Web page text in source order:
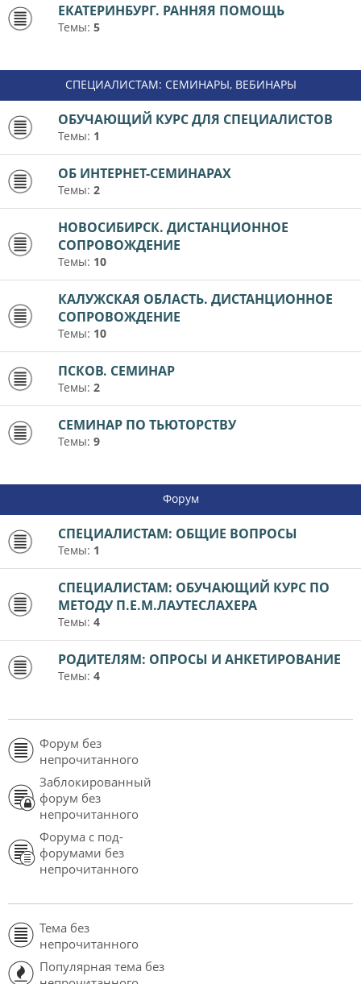
ЕКАТЕРИНБУРГ. РАННЯЯ ПОМОЩЬ
Темы: 5
СПЕЦИАЛИСТАМ: СЕМИНАРЫ, ВЕБИНАРЫ
ОБУЧАЮЩИЙ КУРС ДЛЯ СПЕЦИАЛИСТОВ
Темы: 1
ОБ ИНТЕРНЕТ-СЕМИНАРАХ
Темы: 2
НОВОСИБИРСК. ДИСТАНЦИОННОЕ
СОПРОВОЖДЕНИЕ
Темы: 10
КАЛУЖСКАЯ ОБЛАСТЬ. ДИСТАНЦИОННОЕ
СОПРОВОЖДЕНИЕ
Темы: 10
ПСКОВ. СЕМИНАР
Темы: 2
СЕМИНАР ПО ТЬЮТОРСТВУ
Темы: 9
Форум
СПЕЦИАЛИСТАМ: ОБЩИЕ ВОПРОСЫ
Темы: 1
СПЕЦИАЛИСТАМ: ОБУЧАЮЩИЙ КУРС ПО
МЕТОДУ П.Е.М.ЛАУТЕСЛАХЕРА
Темы: 4
РОДИТЕЛЯМ: ОПРОСЫ И АНКЕТИРОВАНИЕ
Темы: 4
Форум без
непрочитанного
Заблокированный
форум без
непрочитанного
Форума с под-
форумами без
непрочитанного
Тема без
непрочитанного
Популярная тема без